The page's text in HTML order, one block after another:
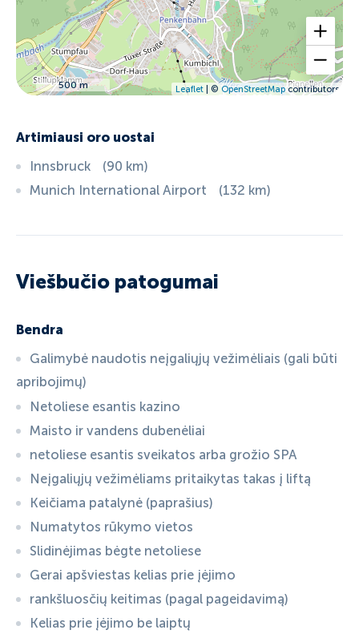
500 m Leaflet| © OpenStreetMapcontributors
Artimiausi oro uostai
Innsbruck
(90 km)
Munich International Airport
(132 km)
Viešbučio patogumai
Bendra
Galimybė naudotis neįgaliųjų vežimėliais (gali būti
apribojimų)
Netoliese esantis kazino
Maisto ir vandens dubenėliai
netoliese esantis sveikatos arba grožio SPA
Neįgaliųjų vežimėliams pritaikytas takas į liftą
Keičiama patalynė (paprašius)
Numatytos rūkymo vietos
Slidinėjimas bėgte netoliese
Gerai apšviestas kelias prie įėjimo
rankšluosčių keitimas (pagal pageidavimą)
Kelias prie įėjimo be laiptų